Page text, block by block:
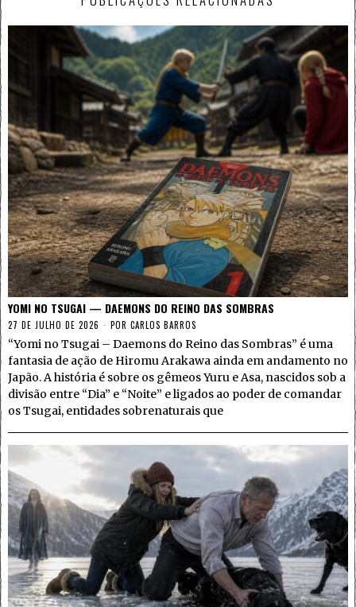
YOMI NO TSUGAI — DAEMONS DO REINO DAS SOMBRAS
27 DE JULHO DE 2026 POR CARLOS BARROS
“Yomi no Tsugai – Daemons do Reino das Sombras” é uma
fantasia de ação de Hiromu Arakawa ainda em andamento no
Japão. A história é sobre os gêmeos Yuru e Asa, nascidos sob a
divisão entre “Dia” e “Noite” e ligados ao poder de comandar
os Tsugai, entidades sobrenaturais que